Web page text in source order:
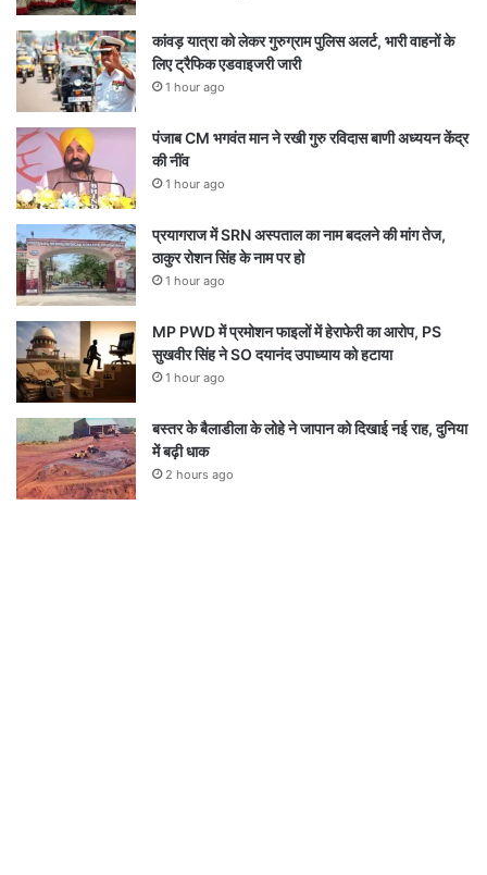
कांवड़ यात्रा को लेकर गुरुग्राम पुलिस अलर्ट, भारी वाहनों के
लिए ट्रैफिक एडवाइजरी जारी
1 hour ago
पंजाब CM भगवंत मान ने रखी गुरु रविदास बाणी अध्ययन केंद्र
की नींव
1 hour ago
प्रयागराज में SRN अस्पताल का नाम बदलने की मांग तेज,
ठाकुर रोशन सिंह के नाम पर हो
1 hour ago
MP PWD में प्रमोशन फाइलों में हेराफेरी का आरोप, PS
सुखवीर सिंह ने SO दयानंद उपाध्याय को हटाया
1 hour ago
बस्तर के बैलाडीला के लोहे ने जापान को दिखाई नई राह, दुनिया
में बढ़ी धाक
2 hours ago